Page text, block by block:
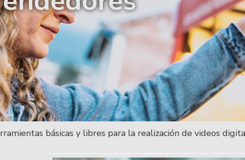
básicas y libres para la realización de videos